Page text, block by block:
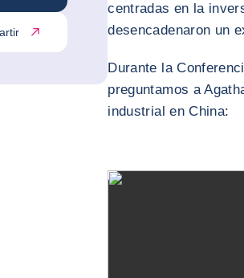
centradas en la
desencadenaron un
Durante la
preguntamos a
industrial en China: